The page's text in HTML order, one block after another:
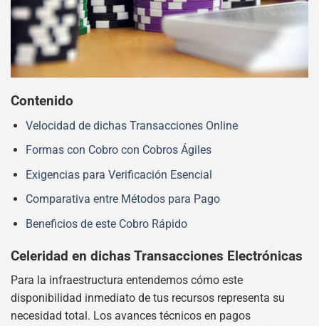
Contenido
Velocidad de dichas Transacciones Online
Formas con Cobro con Cobros Ágiles
Exigencias para Verificación Esencial
Comparativa entre Métodos para Pago
Beneficios de este Cobro Rápido
Celeridad en dichas Transacciones Electrónicas
Para la infraestructura entendemos cómo este
disponibilidad inmediato de tus recursos representa su
necesidad total. Los avances técnicos en pagos